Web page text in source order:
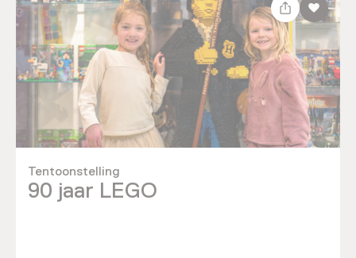
90 jaar LEGO
Tentoonstelling